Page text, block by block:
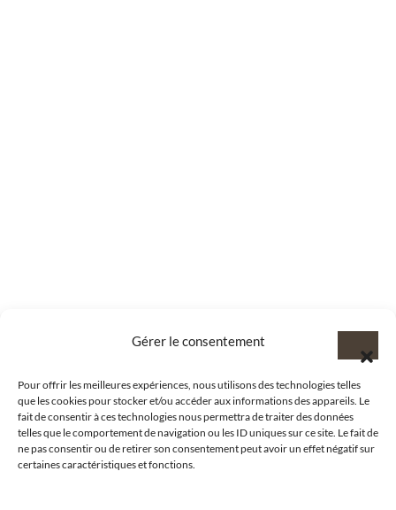
Gérer le consentement
Pour offrir les meilleures expériences, nous utilisons des technologies telles
que les cookies pour stocker et/ou accéder aux informations des appareils. Le
fait de consentir à ces technologies nous permettra de traiter des données
telles que le comportement de navigation ou les ID uniques sur ce site. Le fait de
ne pas consentir ou de retirer son consentement peut avoir un effet négatif sur
certaines caractéristiques et fonctions.